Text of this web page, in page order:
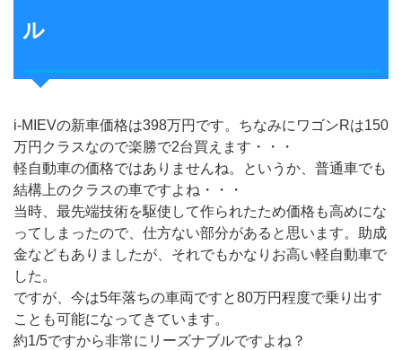
ル
i-MIEVの新車価格は398万円です。ちなみにワゴンRは150
万円クラスなので楽勝で2台買えます・・・
軽自動車の価格ではありませんね。というか、普通車でも
結構上のクラスの車ですよね・・・
当時、最先端技術を駆使して作られたため価格も高めにな
ってしまったので、仕方ない部分があると思います。助成
金などもありましたが、それでもかなりお高い軽自動車で
した。
ですが、今は5年落ちの車両ですと80万円程度で乗り出す
ことも可能になってきています。
約1/5ですから非常にリーズナブルですよね？